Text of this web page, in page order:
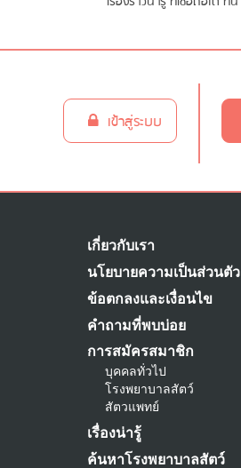
เข้าสู่ระบบ
เกี่ยวกับเรา
นโยบายความเป็นส่วนตัว
ข้อตกลงและเงื่อนไข
คำถามที่พบบ่อย
การสมัครสมาชิก
บุคคลทั่วไป
โรงพยาบาลสัตว์
สัตวแพทย์
เรื่องน่ารู้
ค้นหาโรงพยาบาลสัตว์